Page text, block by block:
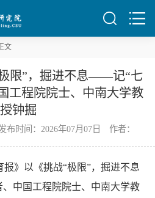
文
限”，掘进不息——记“七
工程院院士、中南大学教
授钟掘
时间：2026年07月07日 作者：
报》以《挑战“极限”，掘进不息
中国工程院院士、中南大学教